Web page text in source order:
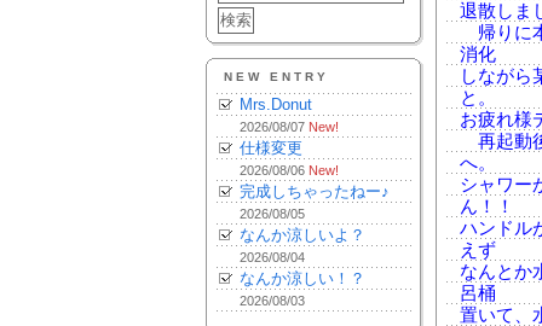
NEW ENTRY
Mrs.Donut
2026/08/07 New!
仕様変更
2026/08/06 New!
完成しちゃったねー♪
2026/08/05
なんか涼しいよ？
2026/08/04
なんか涼しい！？
2026/08/03
退散しま
帰りに
消化
しながら
と。
お疲れ様
再起動
へ。
シャワー
ん！！
ハンドル
えず
なんとか
呂桶
置いて、